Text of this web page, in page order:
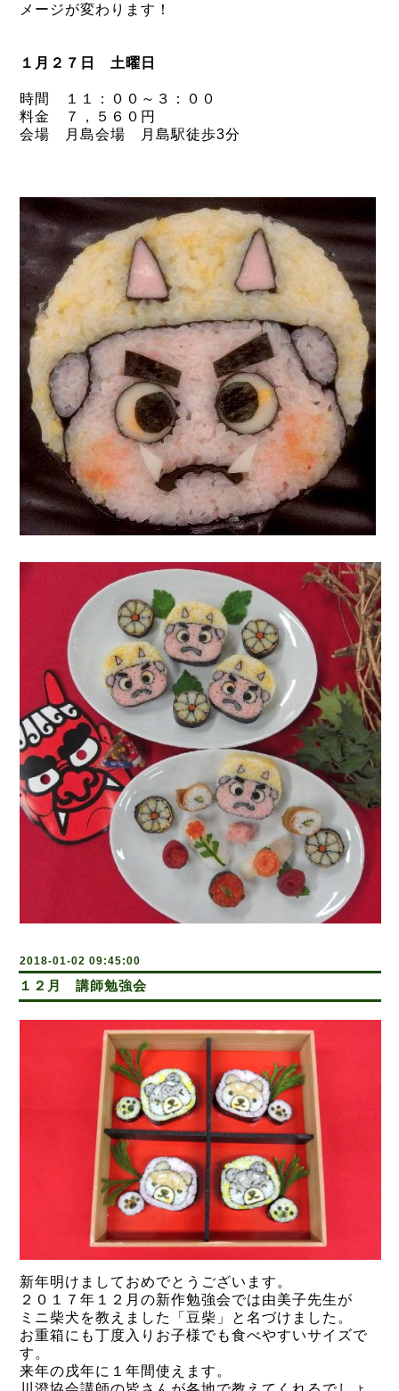
メージが変わります！
１月２７日 土曜日
時間 １１：００～３：００
料金 ７，５６０円
会場 月島会場 月島駅徒歩3分
2018-01-02 09:45:00
１２月 講師勉強会
新年明けましておめでとうございます。
２０１７年１２月の新作勉強会では由美子先生が
ミニ柴犬を教えました「豆柴」と名づけました。
お重箱にも丁度入りお子様でも食べやすいサイズで
す。
来年の戌年に１年間使えます。